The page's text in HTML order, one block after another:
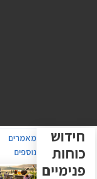
חידוש
כוחות
פנימיים
מאמרים
נוספים